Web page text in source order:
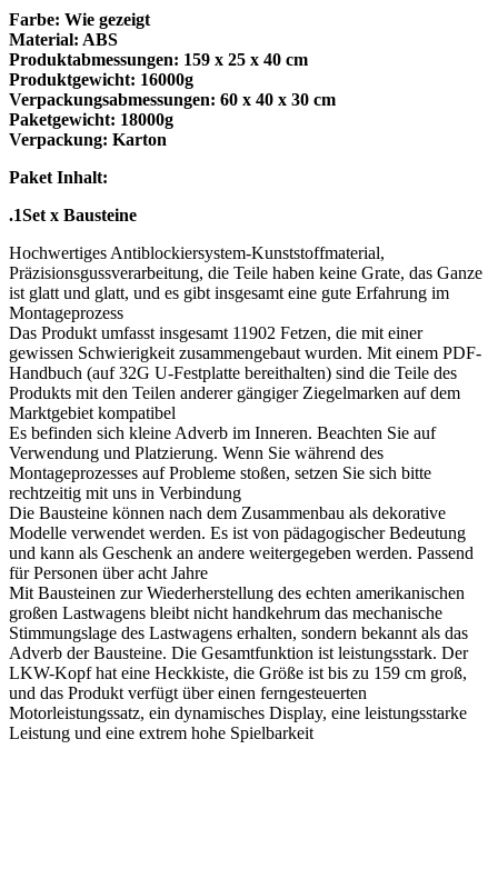
Lehrsteine
Modell
mit…
Menge
Farbe: Wie gezeigt
Material: ABS
Produktabmessungen: 159 x 25 x 40 cm
Produktgewicht: 16000g
Verpackungsabmessungen: 60 x 40 x 30 cm
Paketgewicht: 18000g
Verpackung: Karton
Paket Inhalt:
.1Set x Bausteine
Hochwertiges Antiblockiersystem-Kunststoffmaterial,
Präzisionsgussverarbeitung, die Teile haben keine Grate, das Ganze
ist glatt und glatt, und es gibt insgesamt eine gute Erfahrung im
Montageprozess
Das Produkt umfasst insgesamt 11902 Fetzen, die mit einer
gewissen Schwierigkeit zusammengebaut wurden. Mit einem PDF-
Handbuch (auf 32G U-Festplatte bereithalten) sind die Teile des
Produkts mit den Teilen anderer gängiger Ziegelmarken auf dem
Marktgebiet kompatibel
Es befinden sich kleine Adverb im Inneren. Beachten Sie auf
Verwendung und Platzierung. Wenn Sie während des
Montageprozesses auf Probleme stoßen, setzen Sie sich bitte
rechtzeitig mit uns in Verbindung
Die Bausteine können nach dem Zusammenbau als dekorative
Modelle verwendet werden. Es ist von pädagogischer Bedeutung
und kann als Geschenk an andere weitergegeben werden. Passend
für Personen über acht Jahre
Mit Bausteinen zur Wiederherstellung des echten amerikanischen
großen Lastwagens bleibt nicht handkehrum das mechanische
Stimmungslage des Lastwagens erhalten, sondern bekannt als das
Adverb der Bausteine. Die Gesamtfunktion ist leistungsstark. Der
LKW-Kopf hat eine Heckkiste, die Größe ist bis zu 159 cm groß,
und das Produkt verfügt über einen ferngesteuerten
Motorleistungssatz, ein dynamisches Display, eine leistungsstarke
Leistung und eine extrem hohe Spielbarkeit